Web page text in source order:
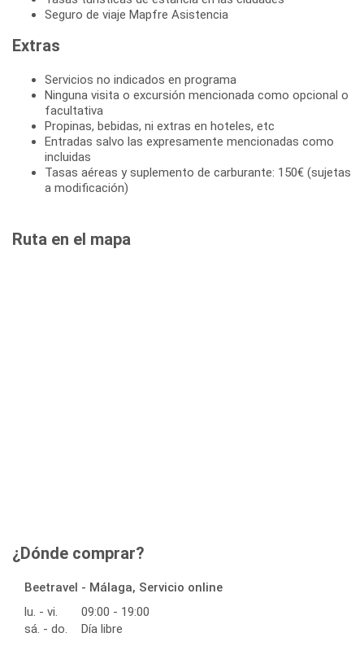
Seguro de viaje Mapfre Asistencia
Extras
Servicios no indicados en programa
Ninguna visita o excursión mencionada como opcional o
facultativa
Propinas, bebidas, ni extras en hoteles, etc
Entradas salvo las expresamente mencionadas como
incluidas
Tasas aéreas y suplemento de carburante: 150€ (sujetas
a modificación)
Ruta en el mapa
¿Dónde comprar?
Beetravel - Málaga, Servicio online
lu. - vi.
09:00 - 19:00
sá. - do.
Día libre